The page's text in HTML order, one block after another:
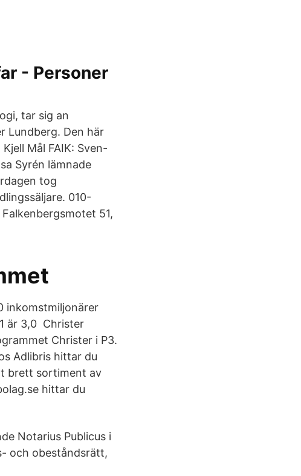
- Personer
tar sig an
Lundberg. Den här
Mål FAIK: Sven-
Syrén lämnade
tog
010-
51,
inkomstmiljonärer
är 3,0 Christer
Christer i P3.
Adlibris hittar du
brett sortiment av
hittar du
Notarius Publicus i
och obeståndsrätt,